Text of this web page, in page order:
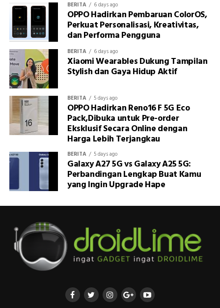
BERITA 6 days ago
OPPO Hadirkan Pembaruan ColorOS,
Perkuat Personalisasi, Kreativitas,
dan Performa Pengguna
BERITA 6 days ago
Xiaomi Wearables Dukung Tampilan
Stylish dan Gaya Hidup Aktif
BERITA 5 days ago
OPPO Hadirkan Reno16 F 5G Eco
Pack,Dibuka untuk Pre-order
Eksklusif Secara Online dengan
Harga Lebih Terjangkau
BERITA 5 days ago
Galaxy A27 5G vs Galaxy A25 5G:
Perbandingan Lengkap Buat Kamu
yang Ingin Upgrade Hape